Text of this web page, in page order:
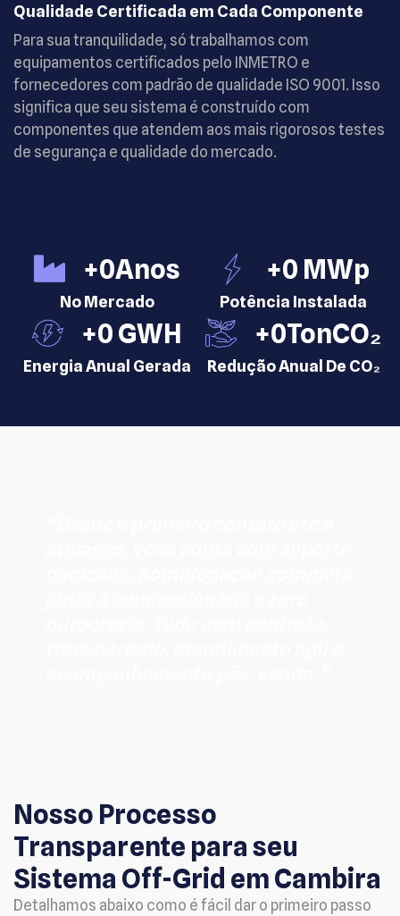
Qualidade Certificada em Cada Componente
Para sua tranquilidade, só trabalhamos com
equipamentos certificados pelo INMETRO e
fornecedores com padrão de qualidade ISO 9001. Isso
significa que seu sistema é construído com
componentes que atendem aos mais rigorosos testes
de segurança e qualidade do mercado.
+0Anos
No Mercado
+0 MWp
Potência Instalada
+0 GWH
Energia Anual Gerada
+0TonCO₂
Redução Anual De CO₂
Nosso Processo
Transparente para seu
Sistema Off-Grid em Cambira
Detalhamos abaixo como é fácil dar o primeiro passo